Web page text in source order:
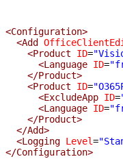
<Configuration>
  <Add
    <Product
ID=
      <Language
ID=
    </Product>
    <Product
ID=
      <ExcludeApp
ID=
      <Language
ID=
    </Product>
  </Add>
  <Logging
Level=
</Configuration>